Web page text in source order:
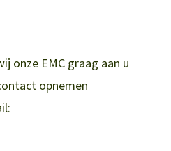
onze EMC graag aan u
opnemen